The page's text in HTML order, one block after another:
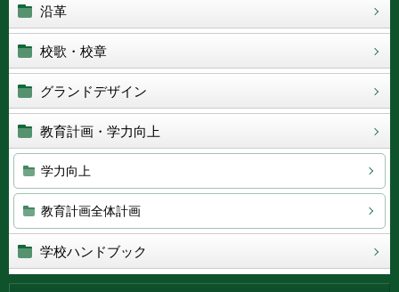
沿革
校歌・校章
グランドデザイン
教育計画・学力向上
学力向上
教育計画全体計画
学校ハンドブック